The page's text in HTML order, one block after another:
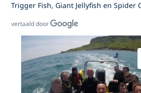
Trigger Fish, Giant Jellyfish en Spider
vertaald door